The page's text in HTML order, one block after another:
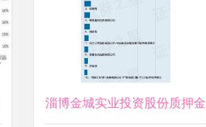
淄博金城实业投资股份质押金